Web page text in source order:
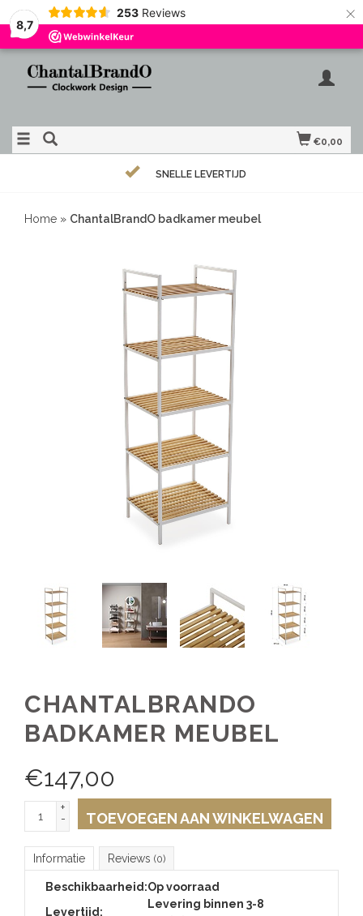
8,7
253 Reviews ×
€0,00
SNELLE LEVERTIJD
Home » ChantalBrandO badkamer meubel
CHANTALBRANDO
BADKAMER MEUBEL
€147,00
+
-
TOEVOEGEN AAN WINKELWAGEN
Informatie Reviews (0)
Beschikbaarheid:Op voorraad
Levertijd:
Levering binnen 3-8